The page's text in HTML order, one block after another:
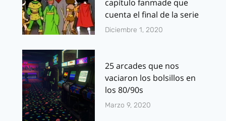
capítulo fanmade que
cuenta el final de la serie
Diciembre 1, 2020
25 arcades que nos
vaciaron los bolsillos en
los 80/90s
Marzo 9, 2020